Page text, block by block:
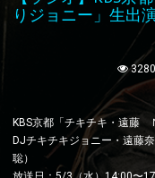
りジョニー」生出
3280
KBS京都「チキチキ・遠藤
DJチキチキジョニー・遠藤
聡）